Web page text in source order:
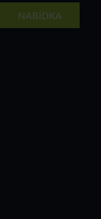
NABÍDKA